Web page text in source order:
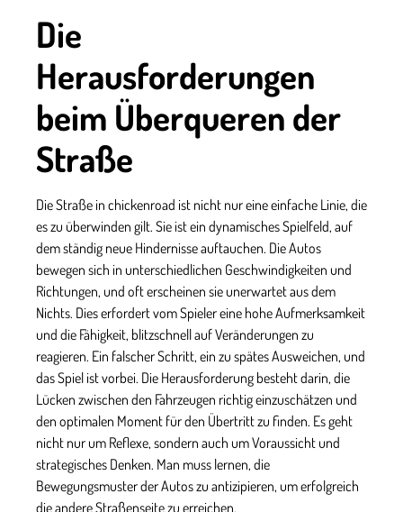
Die
Herausforderungen
beim Überqueren der
Straße
Die Straße in chickenroad ist nicht nur eine einfache Linie, die
es zu überwinden gilt. Sie ist ein dynamisches Spielfeld, auf
dem ständig neue Hindernisse auftauchen. Die Autos
bewegen sich in unterschiedlichen Geschwindigkeiten und
Richtungen, und oft erscheinen sie unerwartet aus dem
Nichts. Dies erfordert vom Spieler eine hohe Aufmerksamkeit
und die Fähigkeit, blitzschnell auf Veränderungen zu
reagieren. Ein falscher Schritt, ein zu spätes Ausweichen, und
das Spiel ist vorbei. Die Herausforderung besteht darin, die
Lücken zwischen den Fahrzeugen richtig einzuschätzen und
den optimalen Moment für den Übertritt zu finden. Es geht
nicht nur um Reflexe, sondern auch um Voraussicht und
strategisches Denken. Man muss lernen, die
Bewegungsmuster der Autos zu antizipieren, um erfolgreich
die andere Straßenseite zu erreichen.